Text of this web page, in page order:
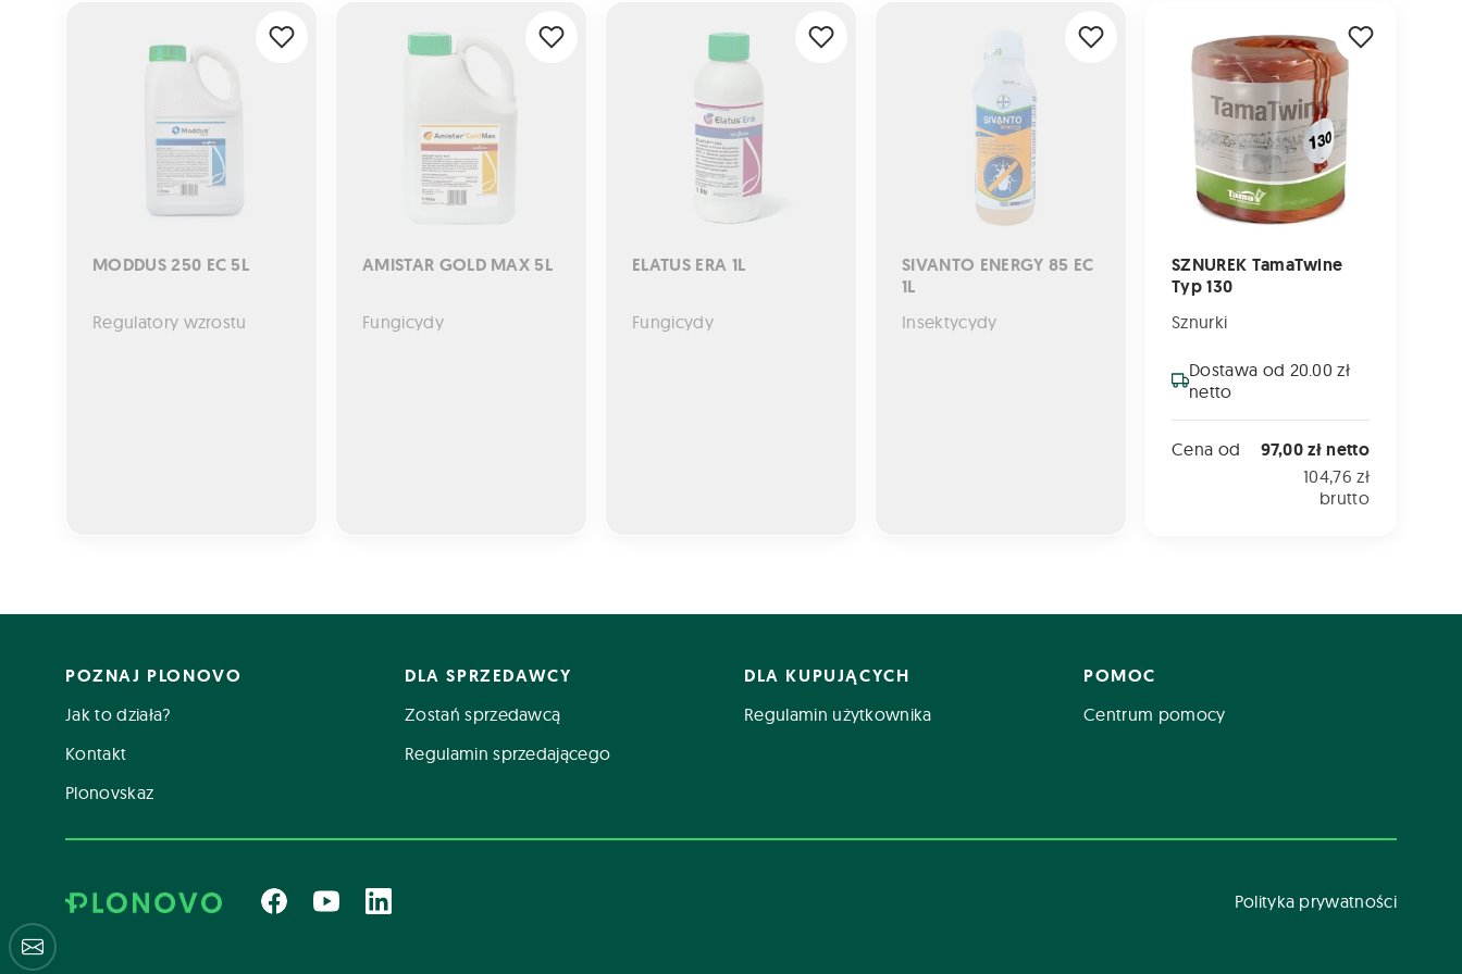
MODDUS 250 EC 5L
Regulatory wzrostu
AMISTAR GOLD MAX 5L
Fungicydy
ELATUS ERA 1L
Fungicydy
SIVANTO ENERGY 85 EC
1L
Insektycydy
SZNUREK TamaTwine
Typ 130
Sznurki
Dostawa od 20.00 zł
netto
Cena od 97,00 zł netto
104,76 zł
brutto
POZNAJ PLONOVO
Jak to działa?
Kontakt
Plonovskaz
DLA SPRZEDAWCY
Zostań sprzedawcą
Regulamin sprzedającego
DLA KUPUJĄCYCH
Regulamin użytkownika
POMOC
Centrum pomocy
Polityka prywatności
Centrum pomocy